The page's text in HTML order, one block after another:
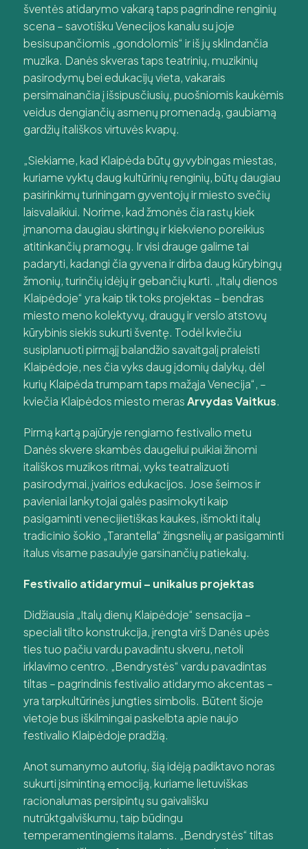
šventės atidarymo vakarą taps pagrindine renginių
scena – savotišku Venecijos kanalu su joje
besisupančiomis „gondolomis“ ir iš jų sklindančia
muzika. Danės skveras taps teatrinių, muzikinių
pasirodymų bei edukacijų vieta, vakarais
persimainančia į išsipusčiusių, puošniomis kaukėmis
veidus dengiančių asmenų promenadą, gaubiamą
gardžių itališkos virtuvės kvapų.
„Siekiame, kad Klaipėda būtų gyvybingas miestas,
kuriame vyktų daug kultūrinių renginių, būtų daugiau
pasirinkimų turiningam gyventojų ir miesto svečių
laisvalaikiui. Norime, kad žmonės čia rastų kiek
įmanoma daugiau skirtingų ir kiekvieno poreikius
atitinkančių pramogų. Ir visi drauge galime tai
padaryti, kadangi čia gyvena ir dirba daug kūrybingų
žmonių, turinčių idėjų ir gebančių kurti. „Italų dienos
Klaipėdoje“ yra kaip tik toks projektas – bendras
miesto meno kolektyvų, draugų ir verslo atstovų
kūrybinis siekis sukurti šventę. Todėl kviečiu
susiplanuoti pirmąjį balandžio savaitgalį praleisti
Klaipėdoje, nes čia vyks daug įdomių dalykų, dėl
kurių Klaipėda trumpam taps mažąja Venecija“, –
kviečia Klaipėdos miesto merasArvydas Vaitkus.
Pirmą kartą pajūryje rengiamo festivalio metu
Danės skvere skambės daugeliui puikiai žinomi
itališkos muzikos ritmai, vyks teatralizuoti
pasirodymai, įvairios edukacijos. Jose šeimos ir
pavieniai lankytojai galės pasimokyti kaip
pasigaminti venecijietiškas kaukes, išmokti italų
tradicinio šokio „Tarantella“ žingsnelių ar pasigaminti
italus visame pasaulyje garsinančių patiekalų.
Festivalio atidarymui – unikalus projektas
Didžiausia „Italų dienų Klaipėdoje“ sensacija –
speciali tilto konstrukcija, įrengta virš Danės upės
ties tuo pačiu vardu pavadintu skveru, netoli
irklavimo centro. „Bendrystės“ vardu pavadintas
tiltas – pagrindinis festivalio atidarymo akcentas –
yra tarpkultūrinės jungties simbolis. Būtent šioje
vietoje bus iškilmingai paskelbta apie naujo
festivalio Klaipėdoje pradžią.
Anot sumanymo autorių, šią idėją padiktavo noras
sukurti įsimintiną emociją, kuriame lietuviškas
racionalumas persipintų su gaivališku
nutrūktgalviškumu, taip būdingu
temperamentingiems italams. „Bendrystės“ tiltas